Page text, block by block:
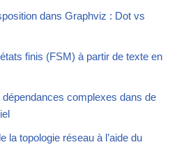
dans Graphviz : Dot vs
finis (FSM) à partir de texte en
complexes dans de
la topologie réseau à l’aide du